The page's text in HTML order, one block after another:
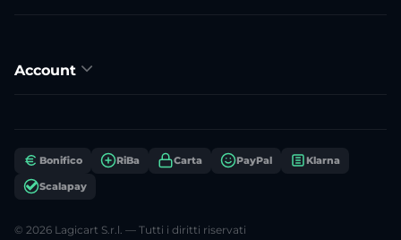
Account
Bonifico RiBa Carta PayPal Klarna
Scalapay
© 2026 Lagicart S.r.l. — Tutti i diritti riservati